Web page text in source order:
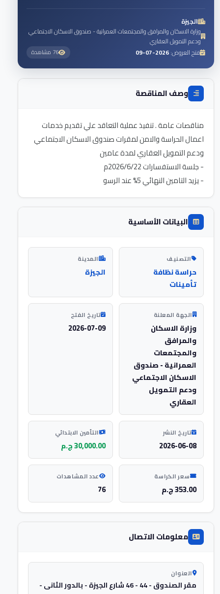
الجيزة
وزارة الاسكان والمرافق والمجتمعات العمرانية - صندوق الاسكان الاجتماعي
ودعم التمويل العقاري
فتح العروض:2026-07-09 76 مشاهدة
وصف المناقصة
مناقصات عامة . تنفيذ عملية التعاقد علي تقديم خدمات
اعمال الحراسة والامن لمقرات صندوق الاسكان الاجتماعي
- يزيد التامين النهائي 5% عند الرسو
البيانات الأساسية
التصنيف
حراسة نظافة
تأمينات
المدينة
الجيزة
الجهة المعلنة
وزارة الاسكان
والمرافق
والمجتمعات
العمرانية - صندوق
الاسكان الاجتماعي
ودعم التمويل
العقاري
تاريخ الفتح
2026-07-09
تاريخ النشر
2026-06-08
التأمين الابتدائي
30,000.00 ج.م
سعر الكراسة
353.00 ج.م
عدد المشاهدات
76
معلومات الاتصال
العنوان
مقر الصندوق - 44 - 46 شارع الجيزة - بالدور الثانى -